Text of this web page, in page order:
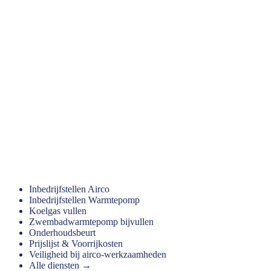
Inbedrijfstellen Airco
Inbedrijfstellen Warmtepomp
Koelgas vullen
Zwembadwarmtepomp bijvullen
Onderhoudsbeurt
Prijslijst & Voorrijkosten
Veiligheid bij airco-werkzaamheden
Alle diensten →